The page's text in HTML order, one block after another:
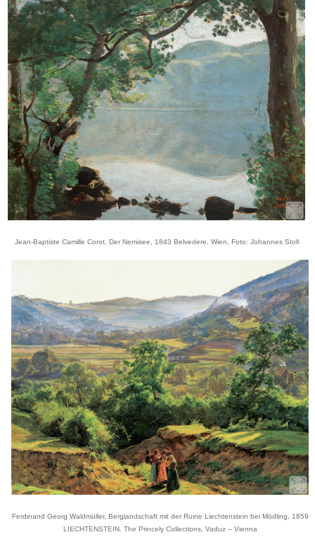
Jean-Baptiste Camille Corot, Der Nemisee, 1843 Belvedere, Wien, Foto: Johannes Stoll
Ferdinand Georg Waldmüller, Berglandschaft mit der Ruine Liechtenstein bei Mödling, 1859
LIECHTENSTEIN. The Princely Collections, Vaduz – Vienna